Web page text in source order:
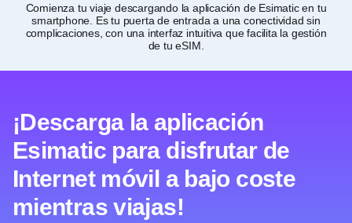
Comienza tu viaje descargando la aplicación de Esimatic en tu
smartphone. Es tu puerta de entrada a una conectividad sin
complicaciones, con una interfaz intuitiva que facilita la gestión
de tu eSIM.
¡Descarga la aplicación
Esimatic para disfrutar de
Internet móvil a bajo coste
mientras viajas!